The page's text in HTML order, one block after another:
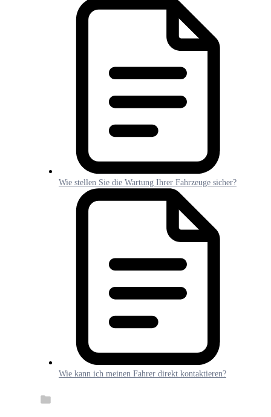
Wie stellen Sie die Wartung Ihrer Fahrzeuge sicher?
Wie kann ich meinen Fahrer direkt kontaktieren?